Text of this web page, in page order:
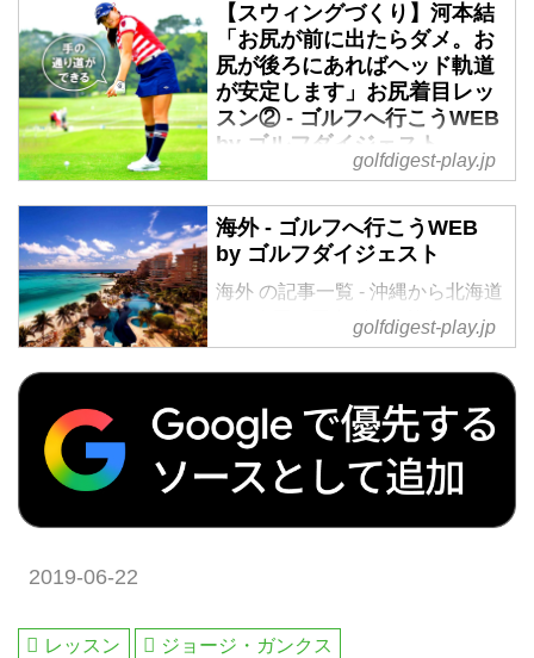
【スウィングづくり】河本結
「お尻が前に出たらダメ。お
尻が後ろにあればヘッド軌道
が安定します」お尻着目レッ
スン② - ゴルフへ行こうWEB
by ゴルフダイジェスト
スウィング研究に人一倍熱心な河
本結プロ。現役の「日体大生」ら
しいアスレチックなスウィング
で、初優勝の後も上位争いを続け
ている。そんな彼女もいちばん大
事にしているポイントは「お尻」
だと話す。
golfdigest-play.jp
海外 - ゴルフへ行こうWEB
by ゴルフダイジェスト
海外 の記事一覧 - 沖縄から北海道
まで全国の国内ゴルフ旅行、ハワ
イ・北南米・英国・スコットラン
ド・欧州・タイ・マレーシアなど
世界中の海外ゴルフ旅行をご案
内。ゴルフ場会員権の売買、ゴル
フダイジェストだけのお得なメン
バーシップ情報。初心者・アベレ
golfdigest-play.jp
2019-06-22
レッスン
ジョージ・ガンクス